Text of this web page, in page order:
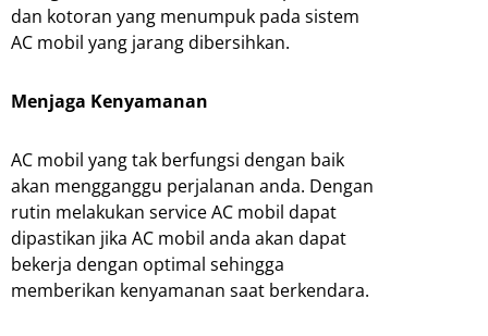
dan kotoran yang menumpuk pada sistem
AC mobil yang jarang dibersihkan.
Menjaga Kenyamanan
AC mobil yang tak berfungsi dengan baik
akan mengganggu perjalanan anda. Dengan
rutin melakukan service AC mobil dapat
dipastikan jika AC mobil anda akan dapat
bekerja dengan optimal sehingga
memberikan kenyamanan saat berkendara.